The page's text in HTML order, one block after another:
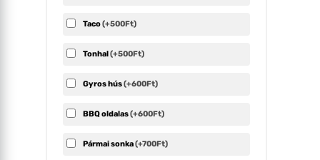
Taco(+500Ft)
Tonhal(+500Ft)
Gyros hús(+600Ft)
BBQ oldalas(+600Ft)
Pármai sonka(+700Ft)